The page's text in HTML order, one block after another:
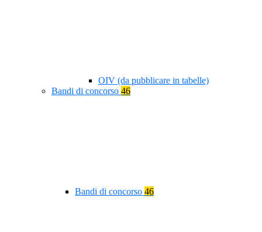
OIV (da pubblicare in tabelle)
Bandi di concorso 46
Bandi di concorso 46